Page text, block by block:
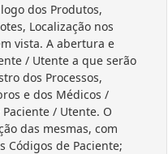
dos Produtos,
Localização nos
vista. A abertura e
/ Utente a que serão
dos Processos,
e dos Médicos /
/ Utente. O
das mesmas, com
Códigos de Paciente;